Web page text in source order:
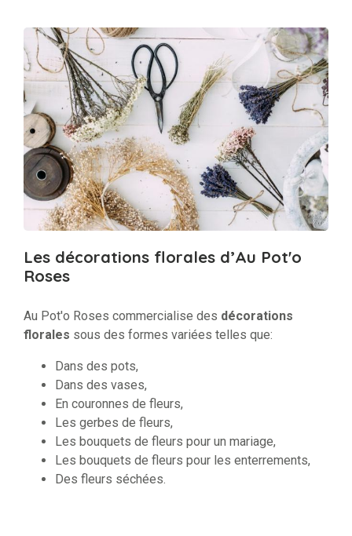
Les décorations florales d’Au Pot'o
Roses
Au Pot'o Roses commercialise des décorations
florales sous des formes variées telles que:
Dans des pots,
Dans des vases,
En couronnes de fleurs,
Les gerbes de fleurs,
Les bouquets de fleurs pour un mariage,
Les bouquets de fleurs pour les enterrements,
Des fleurs séchées.